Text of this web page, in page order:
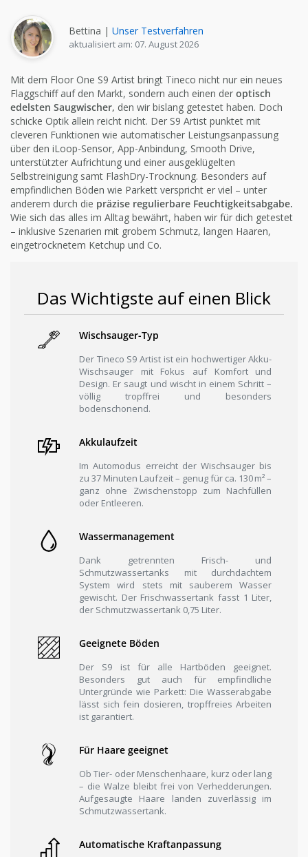
Bettina | Unser Testverfahren
aktualisiert am: 07. August 2026
Mit dem Floor One S9 Artist bringt Tineco nicht nur ein neues
Flaggschiff auf den Markt, sondern auch einen der optisch
edelsten Saugwischer, den wir bislang getestet haben. Doch
schicke Optik allein reicht nicht. Der S9 Artist punktet mit
cleveren Funktionen wie automatischer Leistungsanpassung
über den iLoop-Sensor, App-Anbindung, Smooth Drive,
unterstützter Aufrichtung und einer ausgeklügelten
Selbstreinigung samt FlashDry-Trocknung. Besonders auf
empfindlichen Böden wie Parkett verspricht er viel – unter
anderem durch die präzise regulierbare Feuchtigkeitsabgabe.
Wie sich das alles im Alltag bewährt, haben wir für dich getestet
– inklusive Szenarien mit grobem Schmutz, langen Haaren,
eingetrocknetem Ketchup und Co.
Das Wichtigste auf einen Blick
Wischsauger-Typ
Der Tineco S9 Artist ist ein hochwertiger Akku-
Wischsauger mit Fokus auf Komfort und
Design. Er saugt und wischt in einem Schritt –
völlig tropffrei und besonders
bodenschonend.
Akkulaufzeit
Im Automodus erreicht der Wischsauger bis
zu 37 Minuten Laufzeit – genug für ca. 130 m² –
ganz ohne Zwischenstopp zum Nachfüllen
oder Entleeren.
Wassermanagement
Dank getrennten Frisch- und
Schmutzwassertanks mit durchdachtem
System wird stets mit sauberem Wasser
gewischt. Der Frischwassertank fasst 1 Liter,
der Schmutzwassertank 0,75 Liter.
Geeignete Böden
Der S9 ist für alle Hartböden geeignet.
Besonders gut auch für empfindliche
Untergründe wie Parkett: Die Wasserabgabe
lässt sich fein dosieren, tropffreies Arbeiten
ist garantiert.
Für Haare geeignet
Ob Tier- oder Menschenhaare, kurz oder lang
– die Walze bleibt frei von Verhedderungen.
Aufgesaugte Haare landen zuverlässig im
Schmutzwassertank.
Automatische Kraftanpassung